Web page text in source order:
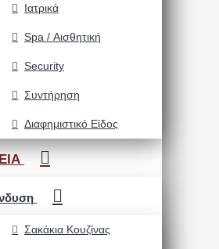
Ιατρικά
Spa / Αισθητική
Security
Συντήρηση
Διαφημιστικό Είδος
Σακάκια Κουζίνας